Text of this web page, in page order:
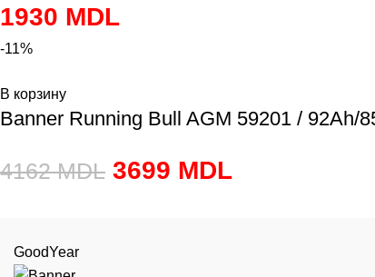
1930 MDL
-11%
В корзину
Banner Running Bull AGM 59201 / 92Ah/
4162MDL 3699 MDL
GoodYear